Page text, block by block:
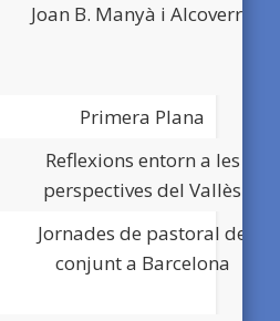
Joan B. Manyà i Alcoverro
Primera Plana
Reflexions entorn a les
perspectives del Vallès
Jornades de pastoral de
conjunt a Barcelona